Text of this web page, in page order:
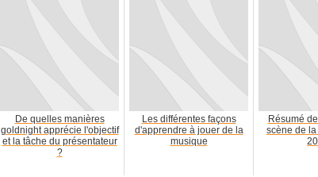
De quelles manières
goldnight apprécie l'objectif
et la tâche du présentateur
?
Les différentes façons
d'apprendre à jouer de la
musique
Résumé
scène de